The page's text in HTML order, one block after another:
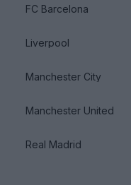
FC Barcelona
Liverpool
Manchester City
Manchester United
Real Madrid